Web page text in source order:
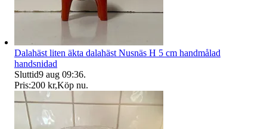
Dalahäst liten äkta dalahäst Nusnäs H 5 cm handmålad
handsnidad
Sluttid9 aug 09:36.
Pris:200 kr,Köp nu.